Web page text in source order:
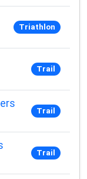
Triathlon
Trail
Trail
Trail